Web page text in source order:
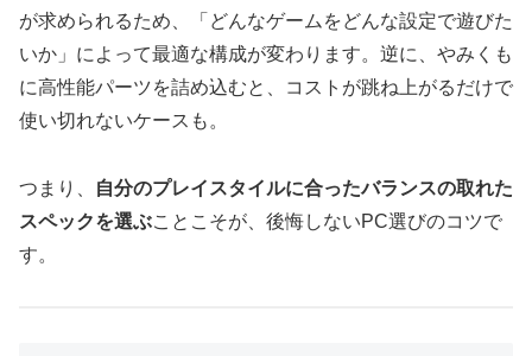
が求められるため、「どんなゲームをどんな設定で遊びた
いか」によって最適な構成が変わります。逆に、やみくも
に高性能パーツを詰め込むと、コストが跳ね上がるだけで
使い切れないケースも。
つまり、
自分のプレイスタイルに合ったバランスの取れた
スペックを選ぶことこそが、後悔しないPC選びのコツで
す。